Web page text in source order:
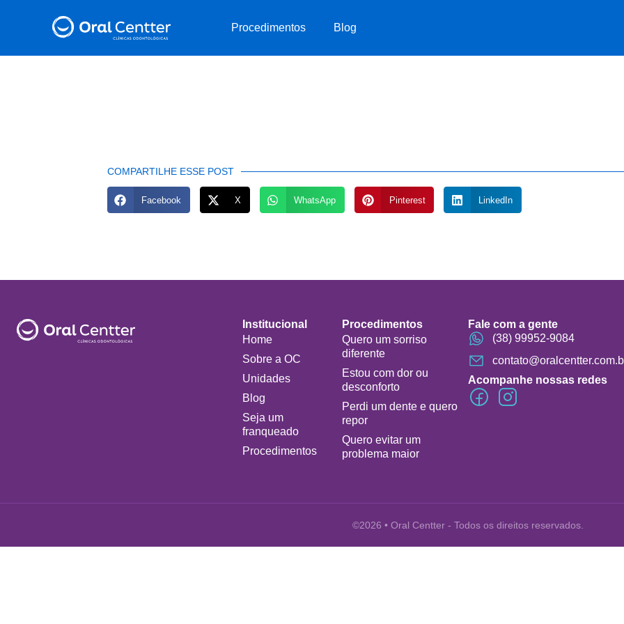
Procedimentos Blog
COMPARTILHE ESSE POST
Facebook X WhatsApp Pinterest LinkedIn
Institucional
Home
Sobre a OC
Unidades
Blog
Seja um
franqueado
Procedimentos
Procedimentos
Quero um sorriso
diferente
Estou com dor ou
desconforto
Perdi um dente e quero
repor
Quero evitar um
problema maior
Fale com a gente
(38) 99952-9084
Acompanhe nossas redes
©2026 • Oral Centter - Todos os direitos reservados.